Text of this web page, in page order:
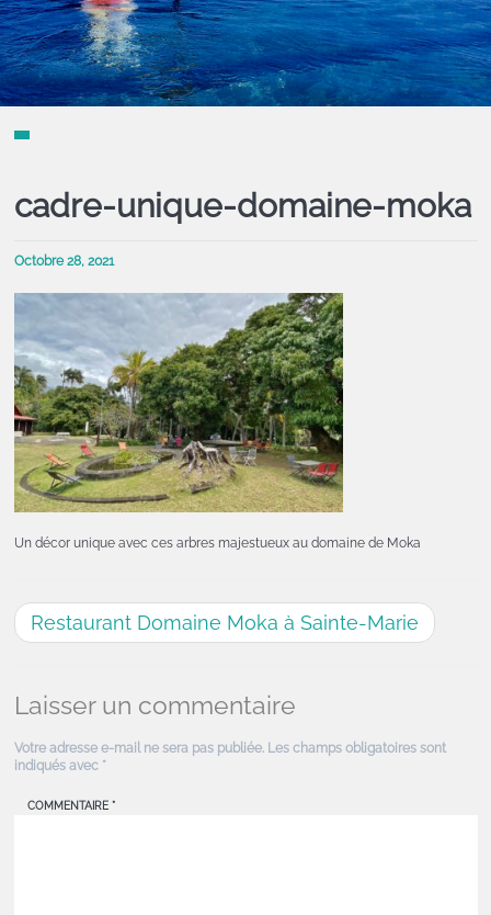
cadre-unique-domaine-moka
Octobre 28, 2021
Un décor unique avec ces arbres majestueux au domaine de Moka
Restaurant Domaine Moka à Sainte-Marie
Laisser un commentaire
Votre adresse e-mail ne sera pas publiée. Les champs obligatoires sont
indiqués avec *
COMMENTAIRE *